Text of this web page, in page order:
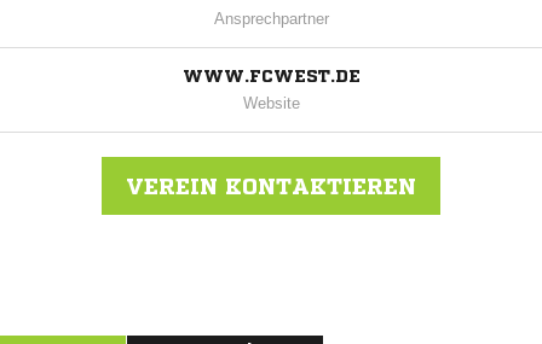
Ansprechpartner
WWW.FCWEST.DE
Website
VEREIN KONTAKTIEREN